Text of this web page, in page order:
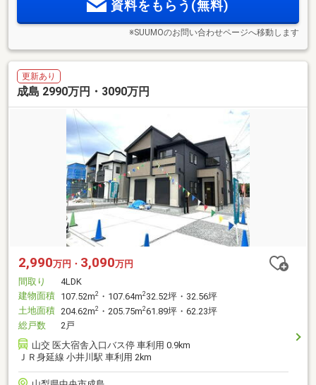
資料をもらう(無料)
※SUUMOのお問い合わせページへ移動します
更新あり
成島 2990万円・3090万円
2,990万円・ 3,090万円
間取り
4LDK
建物面積 107.52m2 ・107.64m232.52坪・32.56坪
土地面積 204.62m2 ・205.75m261.89坪・62.23坪
総戸数
2戸
山交 医大宿舎入口バス停 車利用 0.9km
ＪＲ身延線 小井川駅 車利用 2km